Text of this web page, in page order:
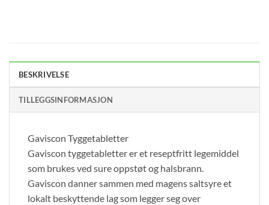
BESKRIVELSE
TILLEGGSINFORMASJON
Gaviscon Tyggetabletter
Gaviscon tyggetabletter er et reseptfritt legemiddel
som brukes ved sure oppstøt og halsbrann.
Gaviscon danner sammen med magens saltsyre et
lokalt beskyttende lag som legger seg over